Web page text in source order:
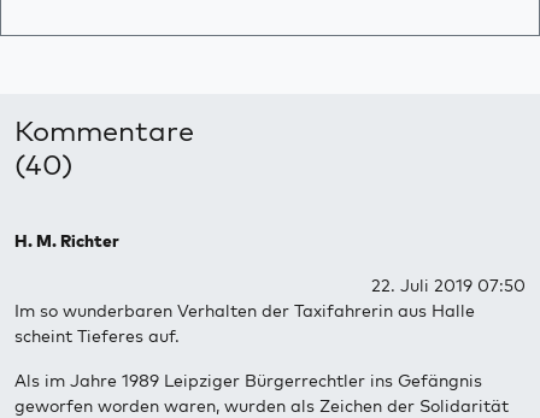
Kommentare
(40)
H. M. Richter
22. Juli 2019 07:50
Im so wunderbaren Verhalten der Taxifahrerin aus Halle
scheint Tieferes auf.
Als im Jahre 1989 Leipziger Bürgerrechtler ins Gefängnis
geworfen worden waren, wurden als Zeichen der Solidarität